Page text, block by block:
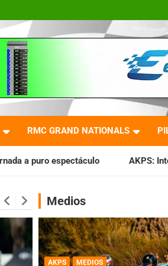
RMC GRAND NATIONALS
AKPS: Intervino la IGJ y oficializó el
Medios
AKPS MEDIOS